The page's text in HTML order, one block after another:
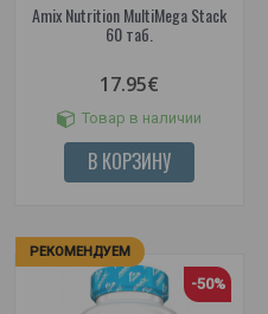
Amix Nutrition MultiMega Stack
60 таб.
17.95€
Товар в наличии
В КОРЗИНУ
РЕКОМЕНДУЕМ
-50%